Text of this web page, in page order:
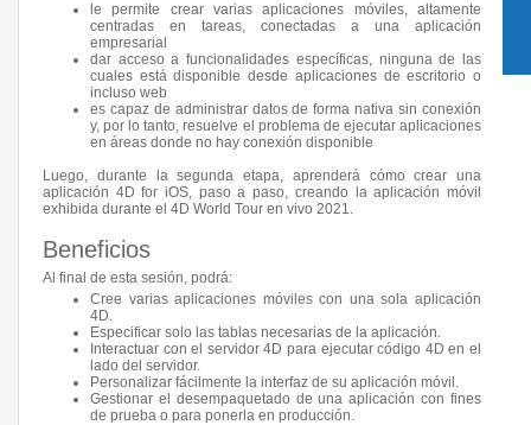
le permite crear varias aplicaciones móviles, altamente
centradas en tareas, conectadas a una aplicación
empresarial
dar acceso a funcionalidades específicas, ninguna de las
cuales está disponible desde aplicaciones de escritorio o
incluso web
es capaz de administrar datos de forma nativa sin conexión
y, por lo tanto, resuelve el problema de ejecutar aplicaciones
en áreas donde no hay conexión disponible
Luego, durante la segunda etapa, aprenderá cómo crear una
aplicación 4D for iOS, paso a paso, creando la aplicación móvil
exhibida durante el 4D World Tour en vivo 2021.
Beneficios
Al final de esta sesión, podrá:
Cree varias aplicaciones móviles con una sola aplicación
4D.
Especificar solo las tablas necesarias de la aplicación.
Interactuar con el servidor 4D para ejecutar código 4D en el
lado del servidor.
Personalizar fácilmente la interfaz de su aplicación móvil.
Gestionar el desempaquetado de una aplicación con fines
de prueba o para ponerla en producción.